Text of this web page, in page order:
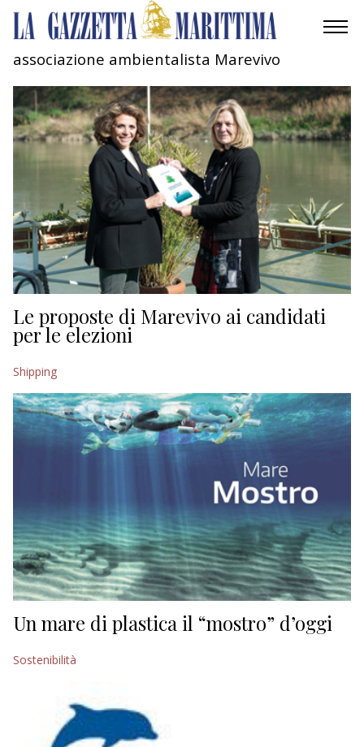
MOBILITÀ
INDUSTRIA
RICERCA
ECONOMIA
TURISMO
CULTURA
NAUTICA
EDITORIALI
associazione ambientalista Marevivo
Le proposte di Marevivo ai candidati
per le elezioni
Shipping
Un mare di plastica il “mostro” d’oggi
Sostenibilità